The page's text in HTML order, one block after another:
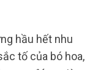
hầu hết nhu
tố của bó hoa,